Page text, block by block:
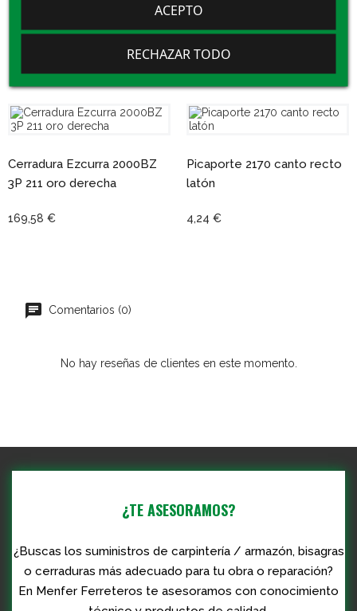
Consulta 16 Productos De La Misma
Cerradura Ezcurra 2000BZ
3P 211 oro derecha
169,58 €
Picaporte 2170 canto recto
latón
4,24 €
Comentarios (0)
No hay reseñas de clientes en este momento.
RECHAZAR TODO
ACEPTO
¿TE ASESORAMOS?
¿Buscas los suministros de carpintería / armazón, bisagras
o cerraduras más adecuado para tu obra o reparación?
En Menfer Ferreteros te asesoramos con conocimiento